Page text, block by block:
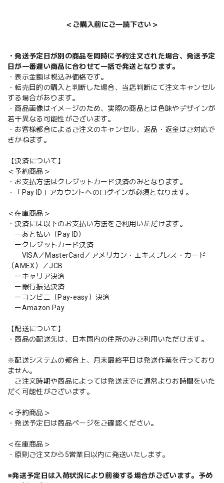
＜ご購入前にご一読下さい＞
・発送予定日が別の商品を同時に予約注文された場合、発送予定
日が一番遅い商品に合わせて一括で発送となります。
・表示金額は税込み価格です。
・転売目的の購入と判断した場合、当店判断にて注文キャンセル
する場合があります。
・商品画像はイメージのため、実際の商品とは色味やデザインが
若干異なる可能性がございます。
・お客様都合によるご注文のキャンセル、返品・返金はご対応で
きかねます。
【決済について】
＜予約商品＞
・お支払方法はクレジットカード決済のみとなります。
・「Pay ID」アカウントへのログインが必須となります。
＜在庫商品＞
・決済には以下のお支払い方法をご利用いただけます。
ーあと払い（Pay ID）
ークレジットカード決済
VISA／MasterCard／アメリカン・エキスプレス・カード
（AMEX）／JCB
ーキャリア決済
ー銀行振込決済
ーコンビニ（Pay-easy）決済
ーAmazon Pay
【配送について】
・商品の配送先は、日本国内の住所のみご利用いただけます。
※配送システムの都合上、月末最終平日は発送作業を行っており
ません。
ご注文時期や商品によっては発送までに通常よりお時間をいた
だく可能性がございます。
＜予約商品＞
・発送予定日は商品ページをご確認ください。
＜在庫商品＞
・原則ご注文から5営業日以内に発送いたします。
※発送予定日は入荷状況により前後する場合がございます。予め